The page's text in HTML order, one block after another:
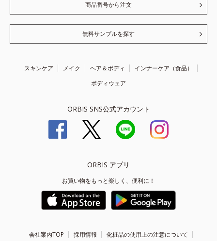
商品番号から注文
無料サンプルを探す
スキンケア メイク ヘア＆ボディ
インナーケア（食品）
ボディウェア
ORBIS SNS公式アカウント
ORBIS アプリ
お買い物をもっと楽しく、便利に！
会社案内TOP 採用情報 化粧品の使用上の注意について